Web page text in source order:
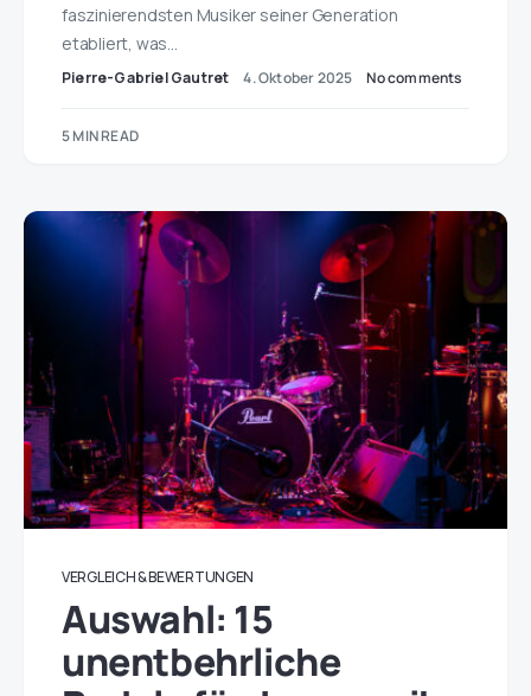
faszinierendsten Musiker seiner Generation
etabliert, was…
Pierre-Gabriel Gautret 4. Oktober 2025 No comments
5 MIN READ
VERGLEICH & BEWERTUNGEN
Auswahl: 15
unentbehrliche